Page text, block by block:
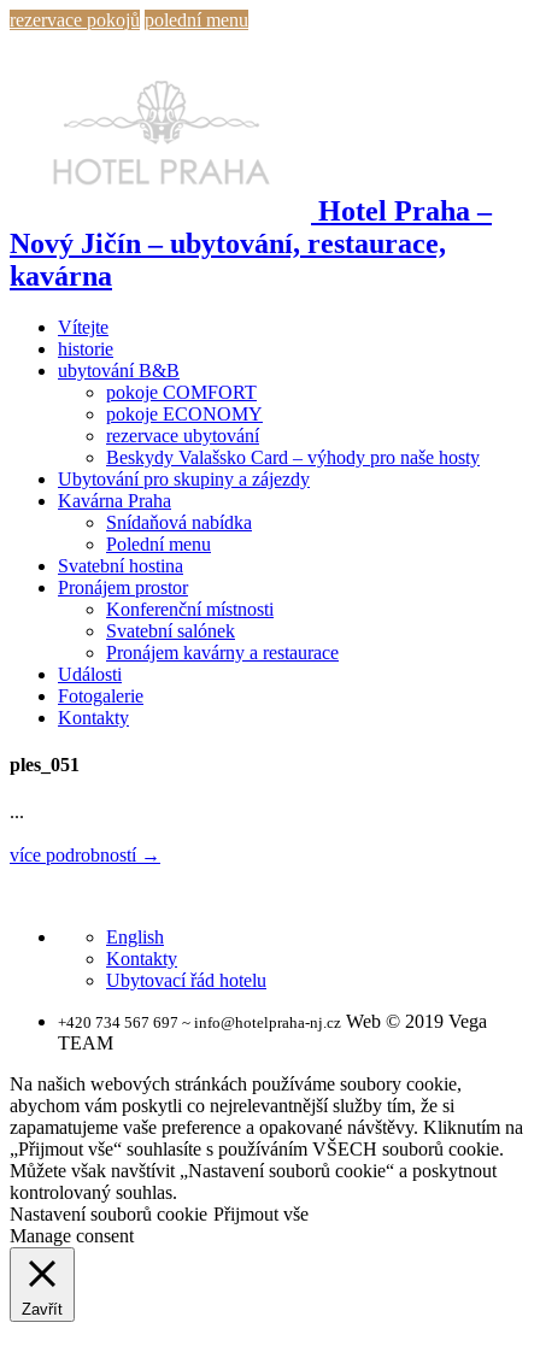
rezervace pokojů polední menu
Hotel Praha –
Nový Jičín – ubytování, restaurace,
kavárna
Vítejte
historie
ubytování B&B
pokoje COMFORT
pokoje ECONOMY
rezervace ubytování
Beskydy Valašsko Card – výhody pro naše hosty
Ubytování pro skupiny a zájezdy
Kavárna Praha
Snídaňová nabídka
Polední menu
Svatební hostina
Pronájem prostor
Konferenční místnosti
Svatební salónek
Pronájem kavárny a restaurace
Události
Fotogalerie
Kontakty
ples_051
...
více podrobností →
English
Kontakty
Ubytovací řád hotelu
+420 734 567 697 ~ info@hotelpraha-nj.cz Web © 2019 Vega
TEAM
Na našich webových stránkách používáme soubory cookie,
abychom vám poskytli co nejrelevantnější služby tím, že si
zapamatujeme vaše preference a opakované návštěvy. Kliknutím na
„Přijmout vše“ souhlasíte s používáním VŠECH souborů cookie.
Můžete však navštívit „Nastavení souborů cookie“ a poskytnout
kontrolovaný souhlas.
Nastavení souborů cookie Přijmout vše
Manage consent
Zavřít